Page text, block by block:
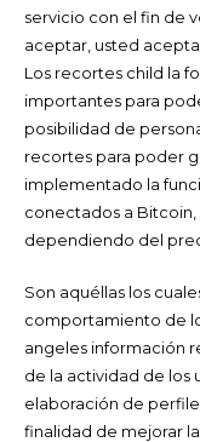
servicio con el fin de
aceptar, usted
Los recortes child la
importantes para
posibilidad de
recortes para poder
implementado la
conectados a
dependiendo del
Son aquéllas los
comportamiento de
angeles información
de la actividad de los
elaboración de
finalidad de mejorar